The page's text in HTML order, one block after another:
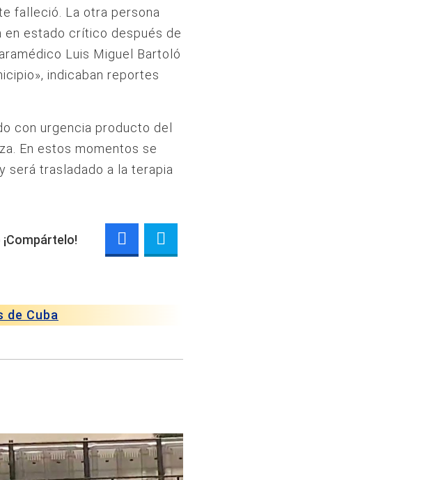
falleció. La otra persona
en estado crítico después de
Luis Miguel Bartoló
indicaban reportes
con urgencia producto del
En estos momentos se
será trasladado a la terapia
de Cuba